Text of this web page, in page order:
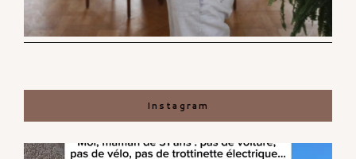
Instagram